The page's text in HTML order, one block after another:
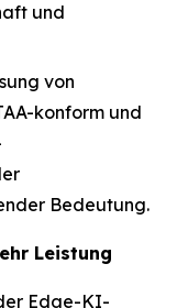
und
von
konform und
Bedeutung.
Leistung
Edge-KI-